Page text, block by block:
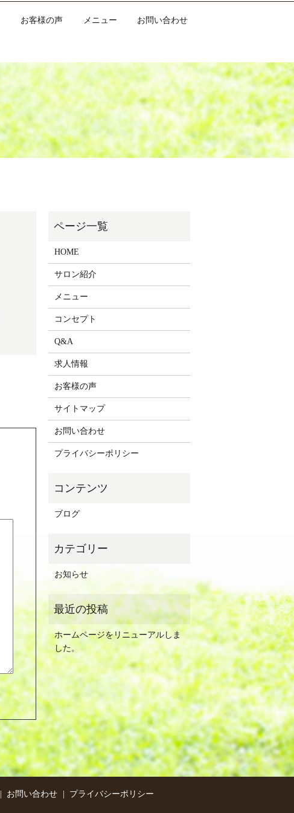
お客様の声 メニュー お問い合わせ
HOME
サロン紹介
メニュー
コンセプト
Q&A
求人情報
お客様の声
サイトマップ
お問い合わせ
プライバシーポリシー
ブログ
お知らせ
ホームページをリニューアルしま
した。
お問い合わせ プライバシーポリシー